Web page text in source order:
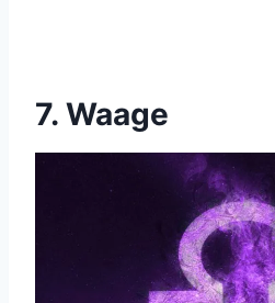
7. Waage